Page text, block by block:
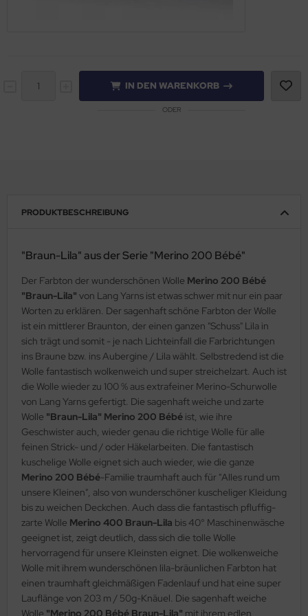
IN DEN WARENKORB
ODER
PRODUKTBESCHREIBUNG
"Braun-Lila" aus der Serie "Merino 200 Bébé"
Der Farbton der wunderschönen Wolle Merino 200 Bébé
"Braun-Lila" von Lang Yarns ist etwas schwer mit nur ein paar
Worten zu erklären. Der sagenhaft schöne Farbton der Wolle
ist ein mittlerer Braunton, der einen ganzen "Schuss" Lila in
sich trägt und somit - je nach Lichteinfall die Farbrichtungen
ins Braune bzw. ins Aubergine / Lila wählt. Selbstredend ist die
Wolle fantastisch wolkenweich und super streichelzart. Auch ist
die Wolle wieder zu 100 % aus extrafeiner Merino-Schurwolle
von Lang Yarns gefertigt. Die sagenhaft weiche und zarte
Wolle "Braun-Lila" Merino 200 Bébé ist, wie ihre
Geschwister auch, wieder genau die richtige Wolle für alle
feinen Strick- und / oder Häkelarbeiten. Die fantastisch
kuschelige Wolle eignet sich auch wieder, wie die ganze
Merino 200 Bébé-Familie traumhaft auch für "Alles rund um
unsere Kleinen", also von wunderschöner kuscheliger Kleidung
bis zu weichen Deckchen. Auch dass die fantastisch pfluffig-
zarte Wolle Merino 400 Braun-Lila bis 40° Maschinenwäsche
geeignet ist, zeigt deutlich, dass sich die tolle Wolle
hervorragend für unsere Kleinsten eignet. Die wolkenweiche
Wolle mit ihrem wunderschönen lila-bräunlichen Farbton hat
einen traumhaft gleichmäßigen Fadenlauf und hat eine super
Lauflänge von 203 m / 50g-Knäuel. Die sagenhaft weiche
Wolle "Merino 200 Bébé Braun-Lila" mit ihrem edlen